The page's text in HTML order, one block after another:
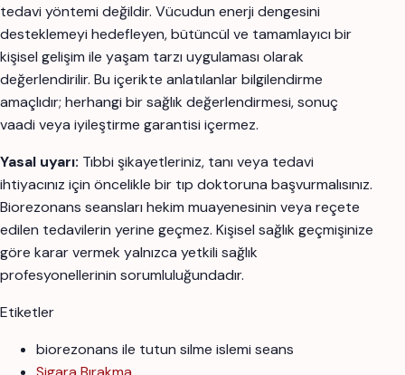
tedavi yöntemi değildir. Vücudun enerji dengesini
desteklemeyi hedefleyen, bütüncül ve tamamlayıcı bir
kişisel gelişim ile yaşam tarzı uygulaması olarak
değerlendirilir. Bu içerikte anlatılanlar bilgilendirme
amaçlıdır; herhangi bir sağlık değerlendirmesi, sonuç
vaadi veya iyileştirme garantisi içermez.
Yasal uyarı: Tıbbi şikayetleriniz, tanı veya tedavi
ihtiyacınız için öncelikle bir tıp doktoruna başvurmalısınız.
Biorezonans seansları hekim muayenesinin veya reçete
edilen tedavilerin yerine geçmez. Kişisel sağlık geçmişinize
göre karar vermek yalnızca yetkili sağlık
profesyonellerinin sorumluluğundadır.
Etiketler
biorezonans ile tutun silme islemi seans